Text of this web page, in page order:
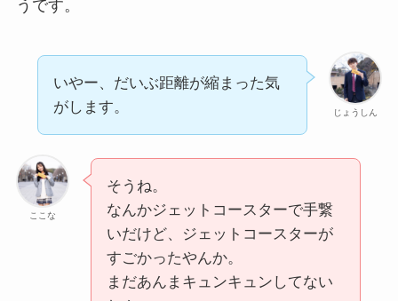
うです。
じょうしん
いやー、だいぶ距離が縮まった気
がします。
ここな
そうね。
なんかジェットコースターで手繋
いだけど、ジェットコースターが
すごかったやんか。
まだあんまキュンキュンしてない